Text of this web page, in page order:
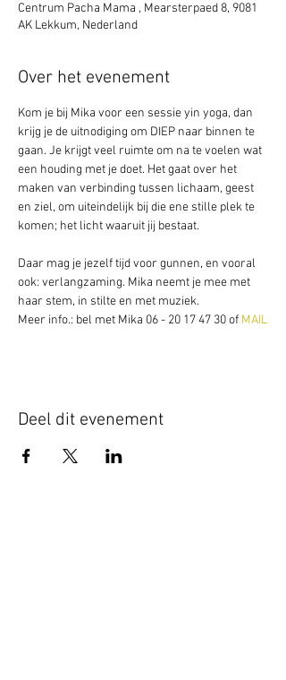
Centrum Pacha Mama , Mearsterpaed 8, 9081
AK Lekkum, Nederland
Over het evenement
Kom je bij Mika voor een sessie yin yoga, dan
krijg je de uitnodiging om DIEP naar binnen te
gaan. Je krijgt veel ruimte om na te voelen wat
een houding met je doet. Het gaat over het
maken van verbinding tussen lichaam, geest
en ziel, om uiteindelijk bij die ene stille plek te
komen; het licht waaruit jij bestaat.
Daar mag je jezelf tijd voor gunnen, en vooral
ook: verlangzaming. Mika neemt je mee met
haar stem, in stilte en met muziek.
Meer info.: bel met Mika 06 - 20 17 47 30 of MAIL
Deel dit evenement